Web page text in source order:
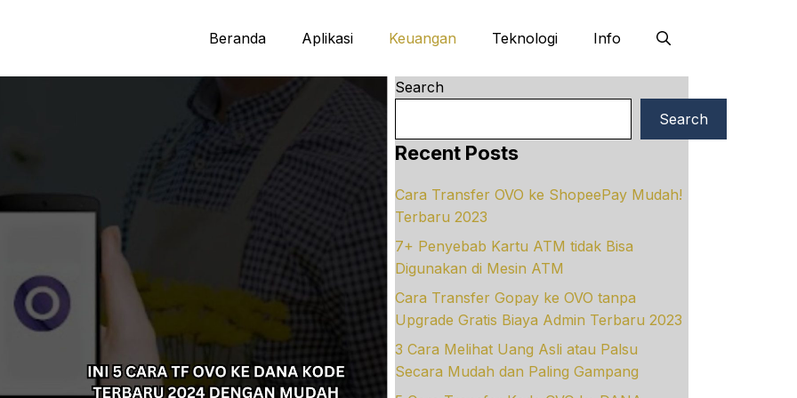
Beranda Aplikasi Keuangan Teknologi Info
Search
Search
Recent Posts
Cara Transfer OVO ke ShopeePay Mudah!
Terbaru 2023
7+ Penyebab Kartu ATM tidak Bisa
Digunakan di Mesin ATM
Cara Transfer Gopay ke OVO tanpa
Upgrade Gratis Biaya Admin Terbaru 2023
3 Cara Melihat Uang Asli atau Palsu
Secara Mudah dan Paling Gampang